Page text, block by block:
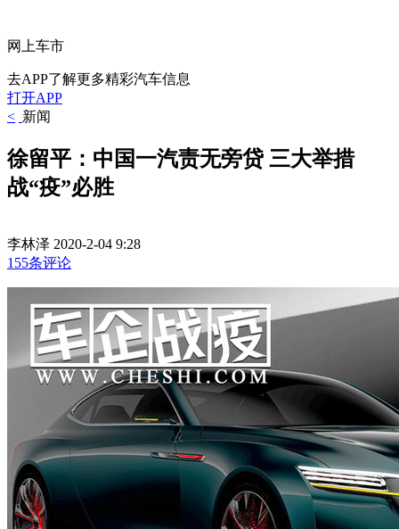
网上车市
去APP了解更多精彩汽车信息
打开APP
< 新闻
徐留平：中国一汽责无旁贷 三大举措
战“疫”必胜
李林泽 2020-2-04 9:28
155条评论